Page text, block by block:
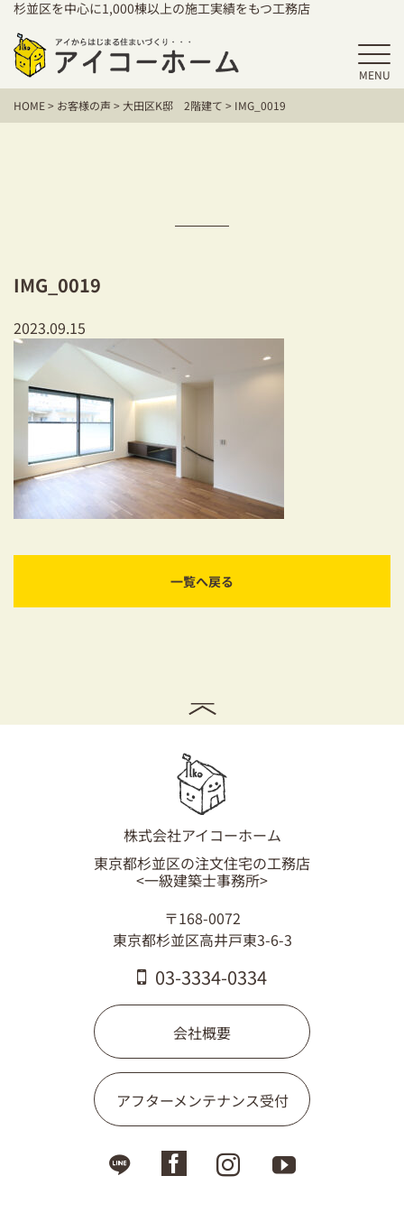
杉並区を中心に1,000棟以上の施工実績をもつ工務店
MENU
HOME
アイコーホームの家づくり
二世帯住宅をお考えの方
建て替えをお考えの方
耐震対策も安心の家づくり
リフォーム・リノベーションをお考えの方
必見！土地からお探しの方へ
ショールーム
03-3334-0334
HOME> お客様の声 >大田区K邸 2階建て > IMG_0019
IMG_0019
2023.09.15
一覧へ戻る
株式会社アイコーホーム
東京都杉並区の注文住宅の工務店
<一級建築士事務所>
〒168-0072
東京都杉並区高井戸東3-6-3
03-3334-0334
会社概要
アフターメンテナンス受付